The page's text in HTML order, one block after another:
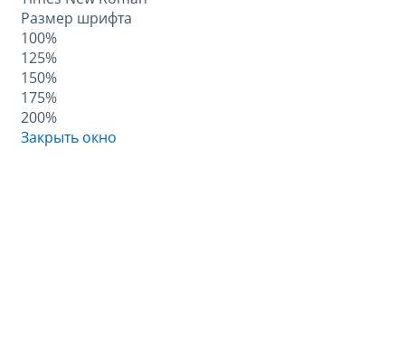
Размер шрифта
100%
125%
150%
175%
200%
Закрыть окно